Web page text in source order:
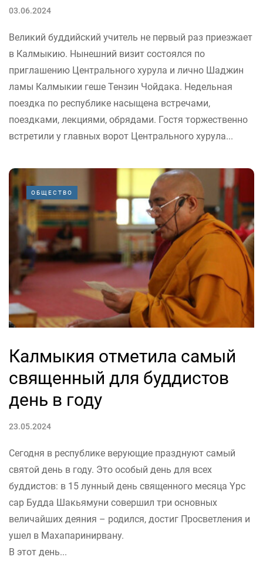
03.06.2024
Великий буддийский учитель не первый раз приезжает
в Калмыкию. Нынешний визит состоялся по
приглашению Центрального хурула и лично Шаджин
ламы Калмыкии геше Тензин Чойдака. Недельная
поездка по республике насыщена встречами,
поездками, лекциями, обрядами. Гостя торжественно
встретили у главных ворот Центрального хурула...
ОБЩЕСТВО
Калмыкия отметила самый
священный для буддистов
день в году
23.05.2024
Сегодня в республике верующие празднуют самый
святой день в году. Это особый день для всех
буддистов: в 15 лунный день священного месяца Үрс
сар Будда Шакьямуни совершил три основных
величайших деяния – родился, достиг Просветления и
ушел в Махапаринирвану.
В этот день...